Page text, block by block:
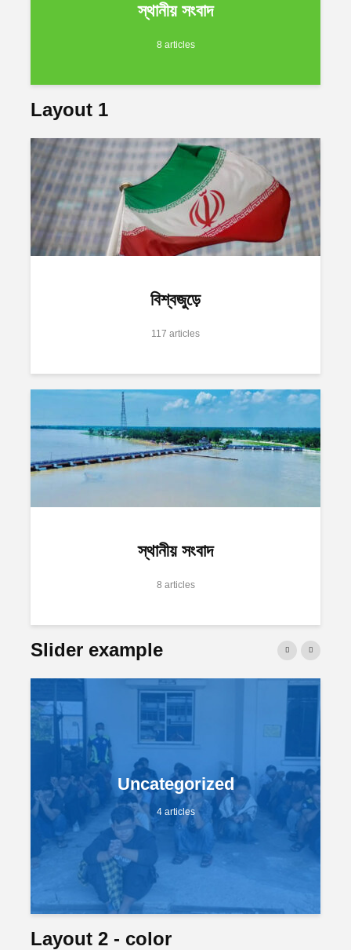
স্থানীয় সংবাদ
8 articles
Layout 1
বিশ্বজুড়ে
117 articles
স্থানীয় সংবাদ
8 articles
Slider example
Uncategorized
4 articles
Layout 2 - color